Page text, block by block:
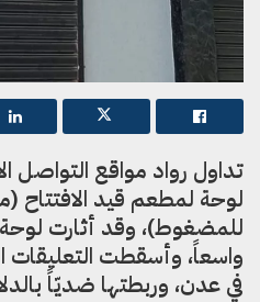
تداول رواد مواقع
لوحة لمطعم قيد الافتتاح
للمضغوط)، وقد أثارت
واسعاً، وأسقطت التعليقات
في عدن، وربطتها ضديّاً